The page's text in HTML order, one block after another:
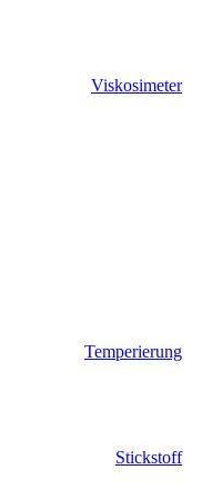
Viskosimeter
Temperierung
Stickstoff